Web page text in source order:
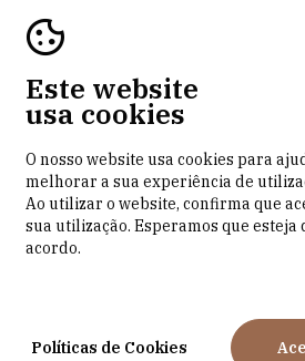
Este website
usa cookies
O nosso website usa cookies para
melhorar a sua experiência de
Ao utilizar o website, confirma que
sua utilização. Esperamos que esteja
acordo.
Políticas de Cookies
Loja
CVR